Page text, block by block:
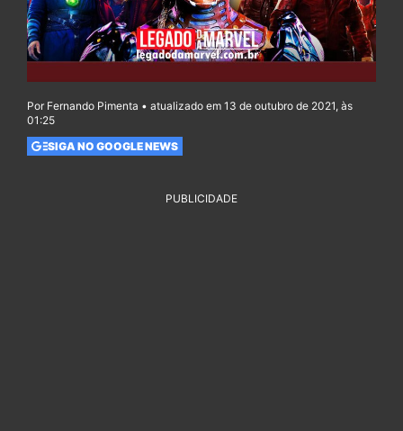
Por Fernando Pimenta • atualizado em 13 de outubro de 2021, às
01:25
SIGA NO GOOGLE NEWS
PUBLICIDADE